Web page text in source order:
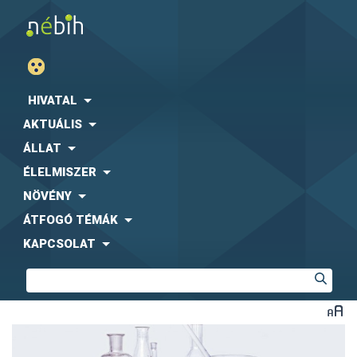
HIVATAL
AKTUÁLIS
ÁLLAT
ÉLELMISZER
NÖVÉNY
ÁTFOGÓ TÉMÁK
KAPCSOLAT